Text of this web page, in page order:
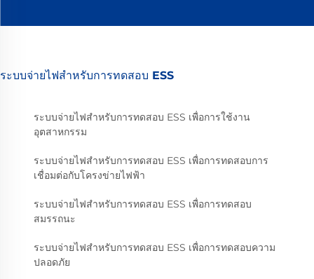
ระบบจ่ายไฟสำหรับการทดสอบ ESS
ระบบจ่ายไฟสำหรับการทดสอบ ESS เพื่อการใช้งาน
อุตสาหกรรม
ระบบจ่ายไฟสำหรับการทดสอบ ESS เพื่อการทดสอบการ
เชื่อมต่อกับโครงข่ายไฟฟ้า
ระบบจ่ายไฟสำหรับการทดสอบ ESS เพื่อการทดสอบ
สมรรถนะ
ระบบจ่ายไฟสำหรับการทดสอบ ESS เพื่อการทดสอบความ
ปลอดภัย